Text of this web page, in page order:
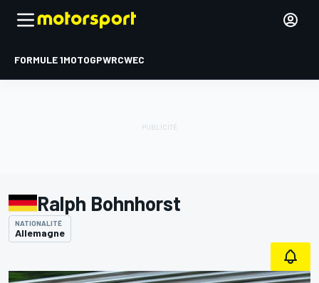
FORMULE 1MOTOGPWRCWEC
Ralph Bohnhorst
NATIONALITÉ
Allemagne